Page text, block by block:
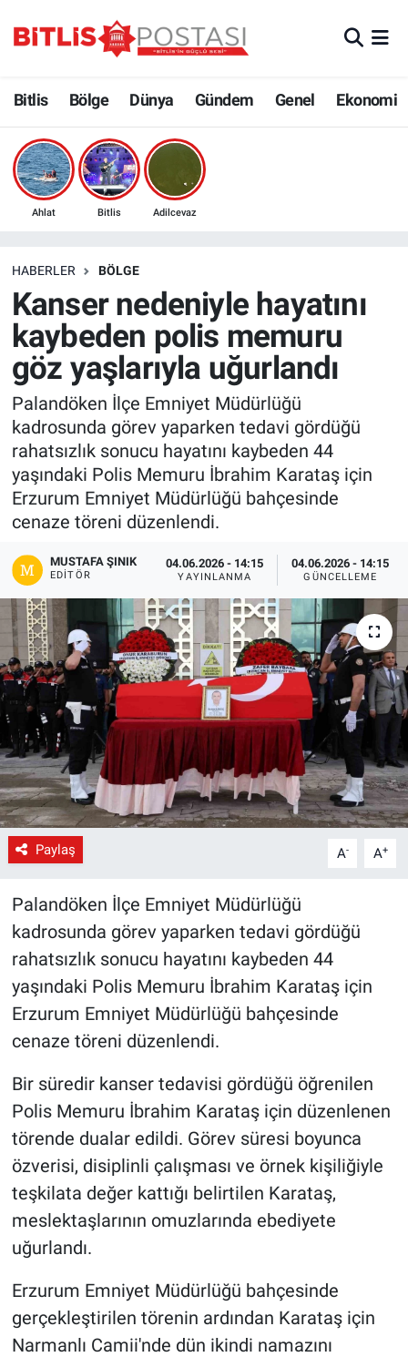
Bitlis Bölge Dünya Gündem Genel Ekonomi
Ahlat Bitlis Adilcevaz
HABERLER BÖLGE
Kanser nedeniyle hayatını
kaybeden polis memuru
göz yaşlarıyla uğurlandı
Palandöken İlçe Emniyet Müdürlüğü
kadrosunda görev yaparken tedavi gördüğü
rahatsızlık sonucu hayatını kaybeden 44
yaşındaki Polis Memuru İbrahim Karataş için
Erzurum Emniyet Müdürlüğü bahçesinde
cenaze töreni düzenlendi.
MUSTAFA ŞINIK
EDITÖR
04.06.2026 - 14:15
YAYINLANMA
04.06.2026 - 14:15
GÜNCELLEME
Paylaş A- A+
Palandöken İlçe Emniyet Müdürlüğü
kadrosunda görev yaparken tedavi gördüğü
rahatsızlık sonucu hayatını kaybeden 44
yaşındaki Polis Memuru İbrahim Karataş için
Erzurum Emniyet Müdürlüğü bahçesinde
cenaze töreni düzenlendi.
Bir süredir kanser tedavisi gördüğü öğrenilen
Polis Memuru İbrahim Karataş için düzenlenen
törende dualar edildi. Görev süresi boyunca
özverisi, disiplinli çalışması ve örnek kişiliğiyle
teşkilata değer kattığı belirtilen Karataş,
meslektaşlarının omuzlarında ebediyete
uğurlandı.
Erzurum Emniyet Müdürlüğü bahçesinde
gerçekleştirilen törenin ardından Karataş için
Narmanlı Camii'nde dün ikindi namazını
Bölge
Çevre
Eğitim
Ekonomi
Genel
Gündem
Kültür-Sanat
Magazin
Politika
Resmi İlanlar
Sağlık
Siyaset
Spor
Yerel
Bitlis Trafik Yoğunluk Haritası
Süper Lig Puan Durumu ve Fikstür
Son Dakika Haberleri
Haber Arşivi